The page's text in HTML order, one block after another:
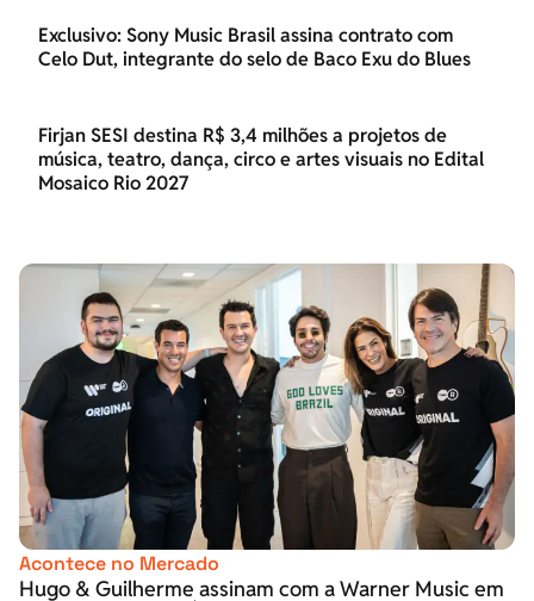
Exclusivo: Sony Music Brasil assina contrato com
Celo Dut, integrante do selo de Baco Exu do Blues
Firjan SESI destina R$ 3,4 milhões a projetos de
música, teatro, dança, circo e artes visuais no Edital
Mosaico Rio 2027
Acontece no Mercado
Hugo & Guilherme assinam com a Warner Music em